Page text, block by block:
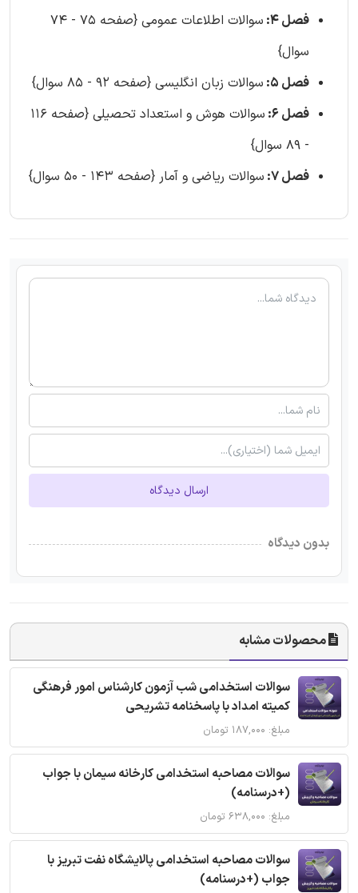
فصل 4:
سوالات اطلاعات عمومی {صفحه 75 - 74
سوال}
فصل 5:
سوالات زبان انگلیسی {صفحه 92 - 85 سوال}
فصل 6:
سوالات هوش و استعداد تحصیلی {صفحه 116
- 89 سوال}
فصل 7:
سوالات ریاضی و آمار {صفحه 143 - 50 سوال}
ارسال دیدگاه
بدون دیدگاه
محصولات مشابه
سوالات استخدامی شب آزمون کارشناس امور فرهنگی
کمیته امداد با پاسخنامه تشریحی
مبلغ: ۱۸۷,۰۰۰ تومان
سوالات مصاحبه استخدامی کارخانه سیمان با جواب
(+درسنامه)
مبلغ: ۶۳۸,۰۰۰ تومان
سوالات مصاحبه استخدامی پالایشگاه نفت تبریز با
جواب (+درسنامه)